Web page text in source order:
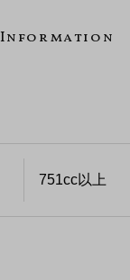
Information